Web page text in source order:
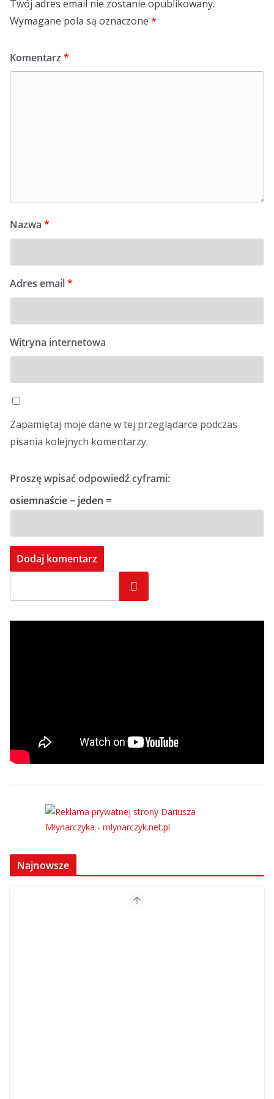
Twój adres email nie zostanie opublikowany.
Wymagane pola są oznaczone *
Komentarz *
Nazwa *
Adres email*
Witryna internetowa
Zapamiętaj moje dane w tej przeglądarce podczas
pisania kolejnych komentarzy.
Proszę wpisać odpowiedź cyframi:
osiemnaście − jeden =
Szukaj
Najnowsze